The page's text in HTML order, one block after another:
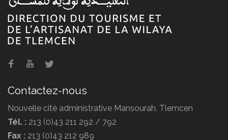
L'artisanat à Tlemcen
Contactez-nous
Nouvelle cité administrative Mansourah. Tlemcen
Tél. : 213 (0)43 211 292 / 792
Fax : 213 (0)43 212 989